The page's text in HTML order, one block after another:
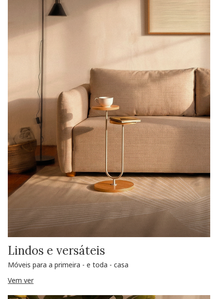
Lindos e versáteis
Móveis para a primeira - e toda - casa
Vem ver